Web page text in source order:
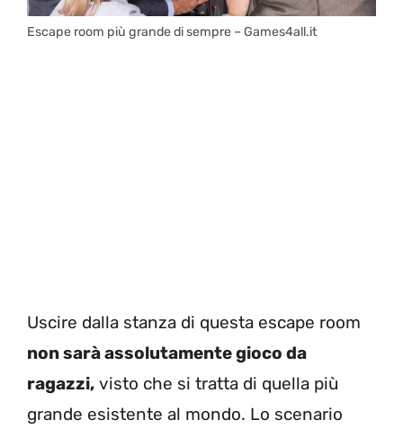
Escape room più grande di sempre – Games4all.it
Uscire dalla stanza di questa escape room
non sarà assolutamente gioco da
ragazzi, visto che si tratta di quella più
grande esistente al mondo. Lo scenario